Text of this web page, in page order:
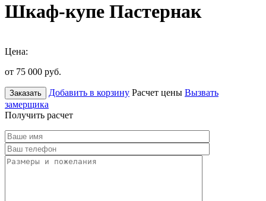
Шкаф-купе Пастернак
Цена:
от 75 000 руб.
Заказать Добавить в корзину Расчет цены Вызвать
замерщика
Получить расчет